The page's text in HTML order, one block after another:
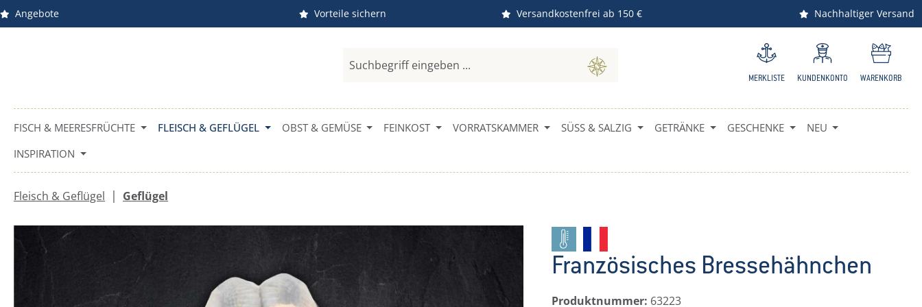
Hauptinhalt springen
Zur Suche springen
Zur Hauptnavigation springen
Angebote Vorteile sichern Versandkostenfrei ab 150 € Nachhaltiger Versand
MERKLISTE KUNDENKONTO WARENKORB
FISCH & MEERESFRÜCHTE FLEISCH & GEFLÜGEL OBST & GEMÜSE FEINKOST VORRATSKAMMER SÜSS & SALZIG GETRÄNKE GESCHENKE
NEU
INSPIRATION
Fleisch & Geflügel | Geflügel
Bildergalerie überspringen
Französisches Bressehähnchen
Produktnummer: 63223